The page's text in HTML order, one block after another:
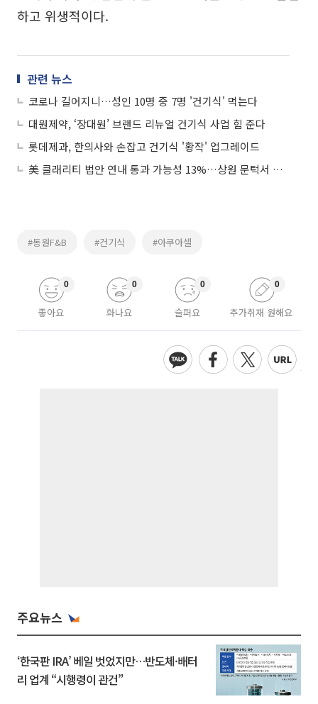
하고 위생적이다.
관련 뉴스
코로나 길어지니…성인 10명 중 7명 '건기식' 먹는다
대원제약, ‘장대원’ 브랜드 리뉴얼 건기식 사업 힘 준다
롯데제과, 한의사와 손잡고 건기식 '황작' 업그레이드
美 클래리티 법안 연내 통과 가능성 13%…상원 문턱서 제동
#동원F&B #건기식 #아쿠아셀
좋아요
0
화나요
0
슬퍼요
0
추가취재 원해요
0
주요뉴스
‘한국판 IRA’ 베일 벗었지만…반도체·배터
리 업계 “시행령이 관건”